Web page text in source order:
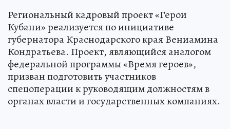
Региональный кадровый проект «Герои
Кубани» реализуется по инициативе
губернатора Краснодарского края Вениамина
Кондратьева. Проект, являющийся аналогом
федеральной программы «Время героев»,
призван подготовить участников
спецоперации к руководящим должностям в
органах власти и государственных компаниях.